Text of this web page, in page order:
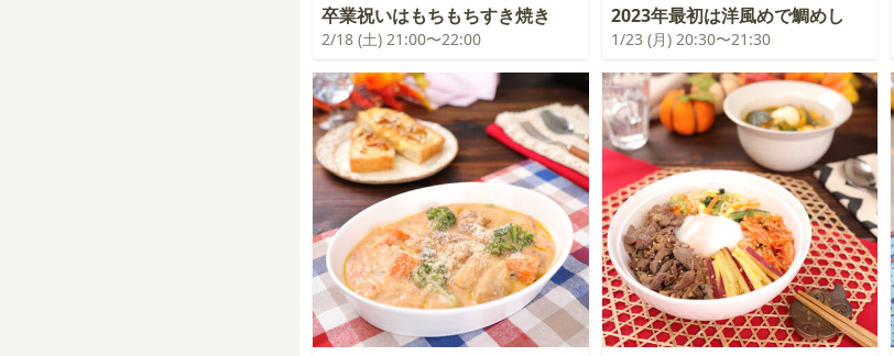
卒業祝いはもちもちすき焼き
2/18 (土) 21:00〜22:00
2023年最初は洋風めで鯛めし
1/23 (月) 20:30〜21:30